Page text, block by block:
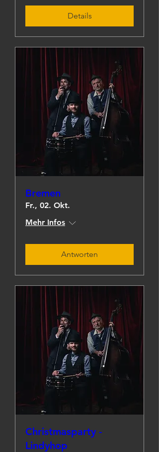
Details
Bremen
Fr., 02. Okt.
Mehr Infos
Antworten
Christmasparty -
Lindyhop